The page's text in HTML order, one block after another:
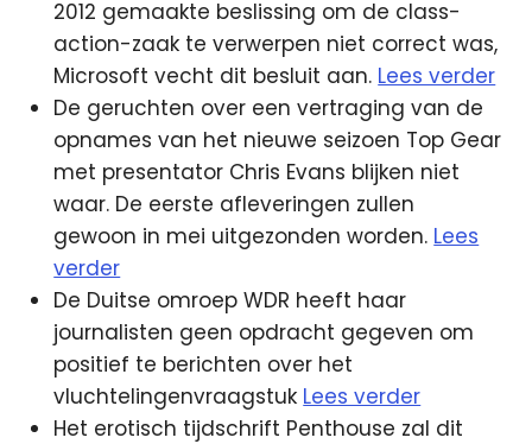
2012 gemaakte beslissing om de class-
action-zaak te verwerpen niet correct was,
Microsoft vecht dit besluit aan. Lees verder
De geruchten over een vertraging van de
opnames van het nieuwe seizoen Top Gear
met presentator Chris Evans blijken niet
waar. De eerste afleveringen zullen
gewoon in mei uitgezonden worden. Lees
verder
De Duitse omroep WDR heeft haar
journalisten geen opdracht gegeven om
positief te berichten over het
vluchtelingenvraagstuk Lees verder
Het erotisch tijdschrift Penthouse zal dit